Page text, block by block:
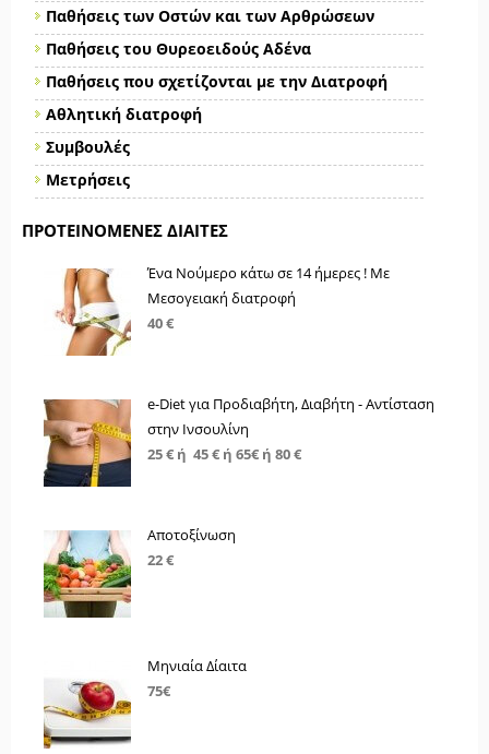
Παθήσεις των Οστών και των Αρθρώσεων
Παθήσεις του Θυρεοειδούς Αδένα
Παθήσεις που σχετίζονται με την Διατροφή
Αθλητική διατροφή
Συμβουλές
Μετρήσεις
ΠΡΟΤΕΙΝΌΜΕΝΕΣ ΔΊΑΙΤΕΣ
Ένα Νούμερο κάτω σε 14 ήμερες ! Με
Μεσογειακή διατροφή
40 €
e-Diet για Προδιαβήτη, Διαβήτη - Αντίσταση
στην Ινσουλίνη
25 € ή 45 € ή 65€ ή 80 €
Αποτοξίνωση
22 €
Μηνιαία Δίαιτα
75€